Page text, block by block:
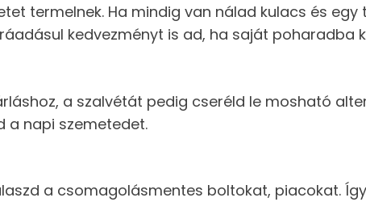
termelnek. Ha mindig van nálad kulacs és
kedvezményt is ad, ha saját poharadba
a szalvétát pedig cseréld le mosható
a napi szemetedet.
a csomagolásmentes boltokat, piacokat.